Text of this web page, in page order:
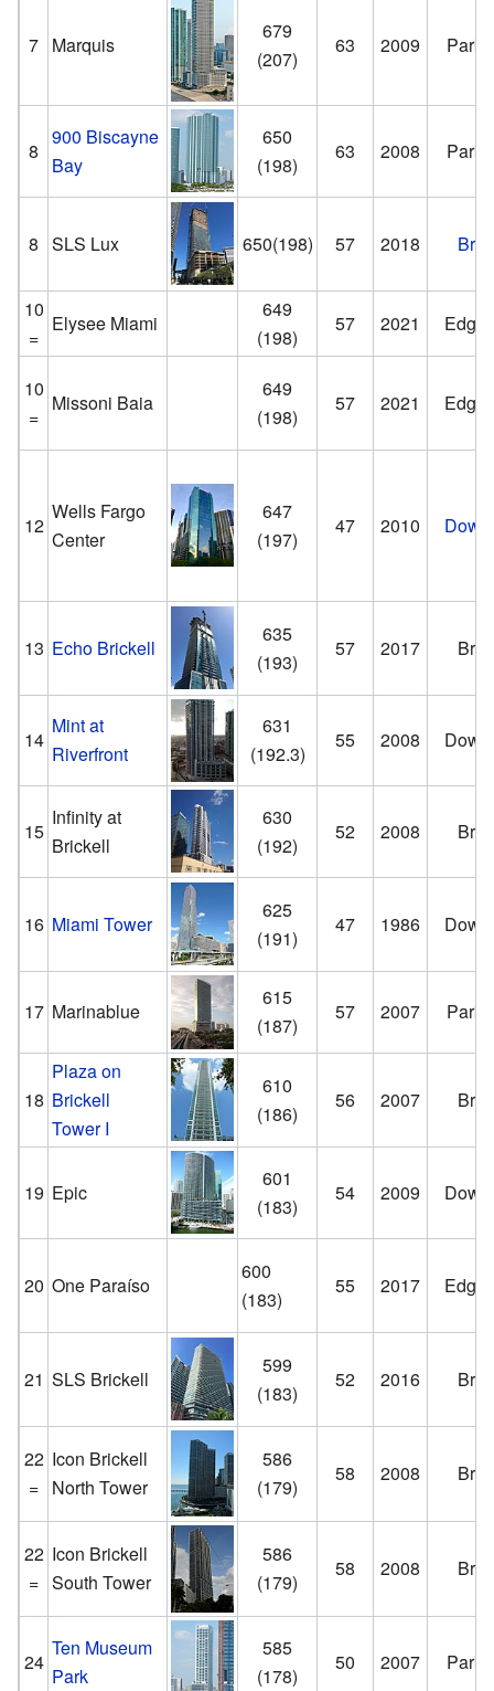
7 Marquis
679
(207)
63 2009 Park
8
900 Biscayne
Bay
650
(198)
63 2008 Park
8 SLS Lux 650(198) 57 2018
10
=
Elysee Miami
649
(198)
57 2021
10
=
Missoni Baia
649
(198)
57 2021
12
Wells Fargo
Center
647
(197)
47 2010
13 Echo Brickell
635
(193)
57 2017
14
Mint at
Riverfront
631
(192.3)
55 2008
15
Infinity at
Brickell
630
(192)
52 2008
16 Miami Tower
625
(191)
47 1986
17 Marinablue
615
(187)
57 2007 Park
18
Plaza on
Brickell
Tower I
610
(186)
56 2007
19 Epic
601
(183)
54 2009
20 One Paraíso
600
(183)
55 2017
21 SLS Brickell
599
(183)
52 2016
22
=
Icon Brickell
North Tower
586
(179)
58 2008
22
=
Icon Brickell
South Tower
586
(179)
58 2008
24
Ten Museum
Park
585
(178)
50 2007 Park